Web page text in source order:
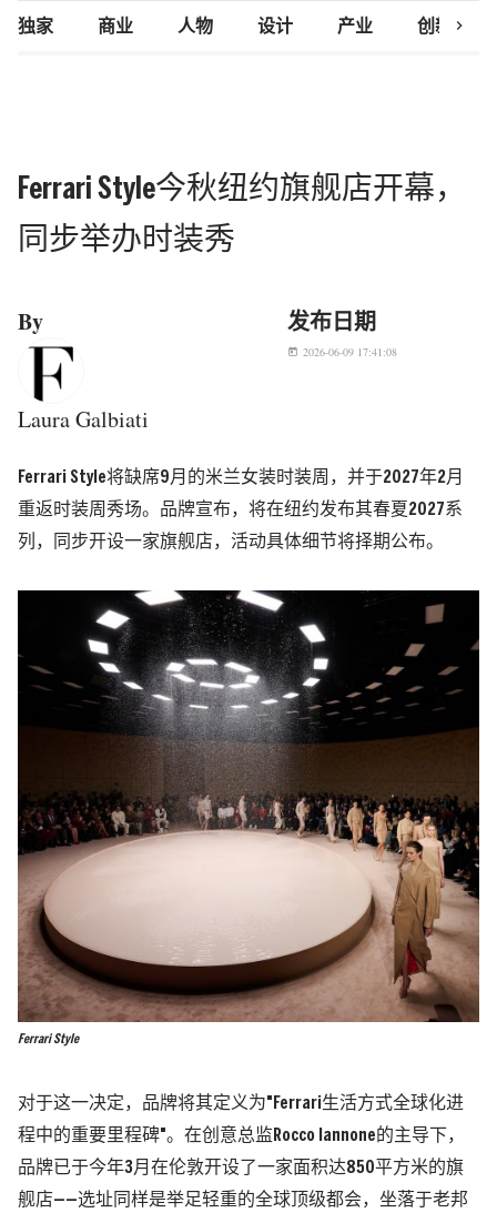
独家 商业 人物 设计 产业 创新研究
chevron_right
Ferrari Style今秋纽约旗舰店开幕，
同步举办时装秀
By
Laura Galbiati
发布日期
today 2026-06-09 17:41:08
Ferrari Style将缺席9月的米兰女装时装周，并于2027年2月
重返时装周秀场。 品牌宣布，将在纽约发布其春夏2027系
列，同步开设一家旗舰店，活动具体细节将择期公布。
Ferrari Style
对于这一决定，品牌将其定义为"Ferrari生活方式全球化进
程中的重要里程碑"。在创意总监Rocco Iannone的主导下，
品牌已于今年3月在伦敦开设了一家面积达850平方米的旗
舰店——选址同样是举足轻重的全球顶级都会，坐落于老邦